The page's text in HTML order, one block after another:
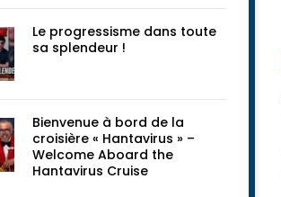
Le progressisme dans toute
sa splendeur !
Bienvenue à bord de la
croisière « Hantavirus » –
Welcome Aboard the
Hantavirus Cruise